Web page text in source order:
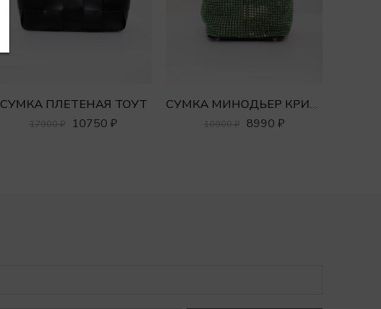
СУМКА ПЛЕТЕНАЯ ТОУТ
17900₽ 10750 ₽
СУМКА МИНОДЬЕР КРИСТАЛЛЫ
10900₽ 8990 ₽